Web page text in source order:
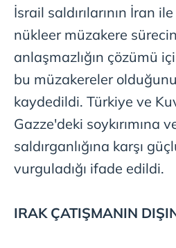
İsrail saldırılarının İran
nükleer müzakere
anlaşmazlığın çözümü
bu müzakereler
kaydedildi. Türkiye ve
Gazze'deki soykırımına
saldırganlığına karşı
vurguladığı ifade edildi.
IRAK ÇATIŞMANIN